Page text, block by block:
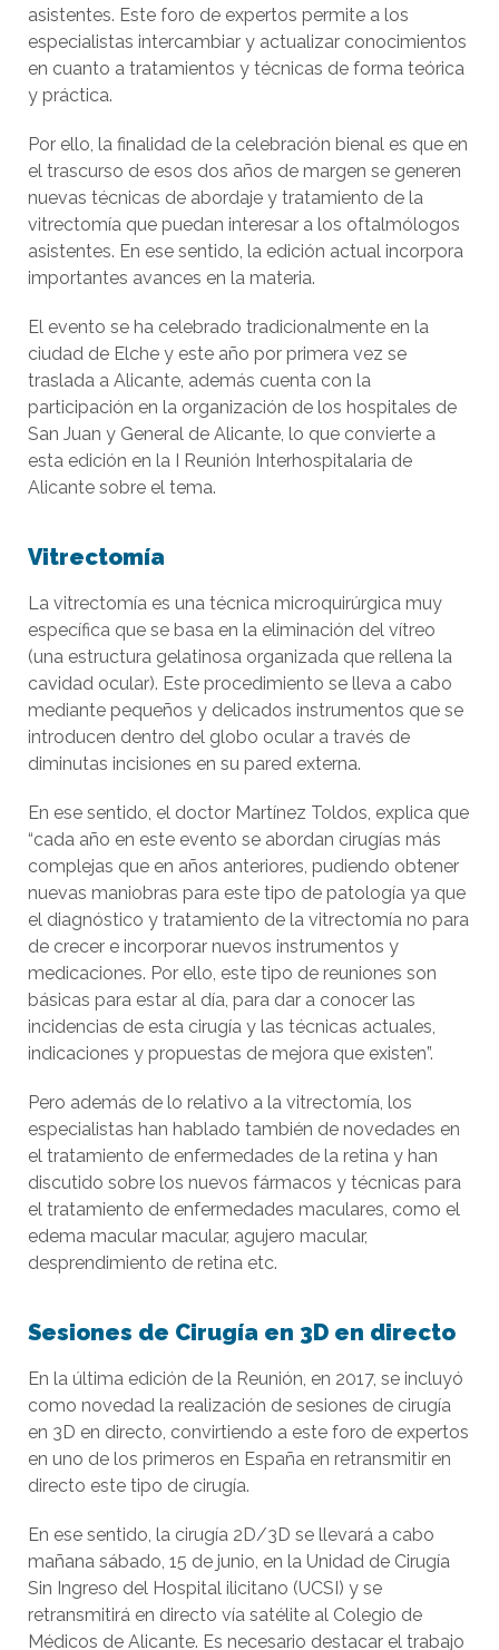
asistentes. Este foro de expertos permite a los
especialistas intercambiar y actualizar conocimientos
en cuanto a tratamientos y técnicas de forma teórica
y práctica.
Por ello, la finalidad de la celebración bienal es que en
el trascurso de esos dos años de margen se generen
nuevas técnicas de abordaje y tratamiento de la
vitrectomía que puedan interesar a los oftalmólogos
asistentes. En ese sentido, la edición actual incorpora
importantes avances en la materia.
El evento se ha celebrado tradicionalmente en la
ciudad de Elche y este año por primera vez se
traslada a Alicante, además cuenta con la
participación en la organización de los hospitales de
San Juan y General de Alicante, lo que convierte a
esta edición en la I Reunión Interhospitalaria de
Alicante sobre el tema.
Vitrectomía
La vitrectomía es una técnica microquirúrgica muy
específica que se basa en la eliminación del vítreo
(una estructura gelatinosa organizada que rellena la
cavidad ocular). Este procedimiento se lleva a cabo
mediante pequeños y delicados instrumentos que se
introducen dentro del globo ocular a través de
diminutas incisiones en su pared externa.
En ese sentido, el doctor Martínez Toldos, explica que
“cada año en este evento se abordan cirugías más
complejas que en años anteriores, pudiendo obtener
nuevas maniobras para este tipo de patología ya que
el diagnóstico y tratamiento de la vitrectomía no para
de crecer e incorporar nuevos instrumentos y
medicaciones. Por ello, este tipo de reuniones son
básicas para estar al día, para dar a conocer las
incidencias de esta cirugía y las técnicas actuales,
indicaciones y propuestas de mejora que existen”.
Pero además de lo relativo a la vitrectomía, los
especialistas han hablado también de novedades en
el tratamiento de enfermedades de la retina y han
discutido sobre los nuevos fármacos y técnicas para
el tratamiento de enfermedades maculares, como el
edema macular macular, agujero macular,
desprendimiento de retina etc.
Sesiones de Cirugía en 3D en directo
En la última edición de la Reunión, en 2017, se incluyó
como novedad la realización de sesiones de cirugía
en 3D en directo, convirtiendo a este foro de expertos
en uno de los primeros en España en retransmitir en
directo este tipo de cirugía.
En ese sentido, la cirugía 2D/3D se llevará a cabo
mañana sábado, 15 de junio, en la Unidad de Cirugía
Sin Ingreso del Hospital ilicitano (UCSI) y se
retransmitirá en directo vía satélite al Colegio de
Médicos de Alicante. Es necesario destacar el trabajo